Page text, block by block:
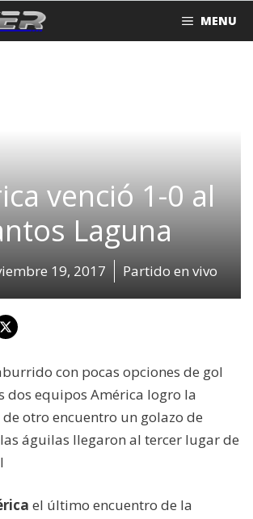
MENU
venció 1-0 al
Laguna
19, 2017 Partido en vivo
con pocas opciones de gol
dos equipos América logro la
otro encuentro un golazo de
águilas llegaron al tercer lugar de
el último encuentro de la